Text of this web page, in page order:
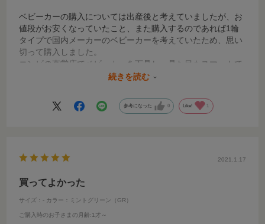
ベビーカーの購入については出産後と考えていましたが、お
値段がお安くなっていたこと、また購入するのであれば1輪
タイプで国内メーカーのベビーカーを考えていたため、思い
切って購入しました。
コンビの直営店でベビーカーを下見し、見た目もスマートで
ワンタッチで折りたためること、またハイシートで子供との
実際に使うのは少し先になりますが、今からとても楽しみで
続きを読む
参考になった 0 Like! 1
2021.1.17
買ってよかった
サイズ：- カラー：ミントグリーン（GR）
ご購入時のお子さまの月齢:1才～